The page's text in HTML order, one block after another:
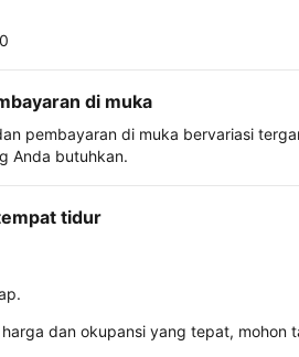
di muka
pembayaran di muka bervariasi
Anda butuhkan.
tidur
dan okupansi yang tepat,